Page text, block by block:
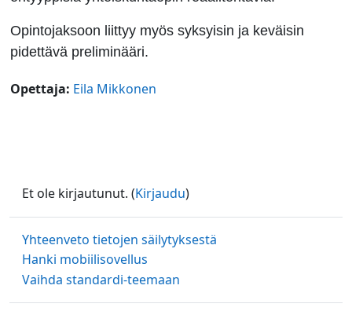
Opintojaksoon liittyy myös syksyisin ja keväisin
pidettävä preliminääri.
Opettaja: Eila Mikkonen
Et ole kirjautunut. (Kirjaudu)
Yhteenveto tietojen säilytyksestä
Hanki mobiilisovellus
Vaihda standardi-teemaan